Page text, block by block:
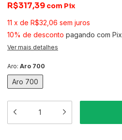
R$317,39 com Pix
11 x de R$32,06 sem juros
10% de desconto pagando com Pix
Ver mais detalhes
Aro: Aro 700
Aro 700